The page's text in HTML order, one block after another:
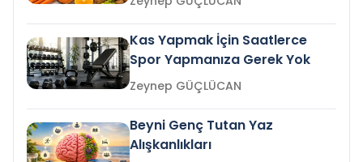
Kas Yapmak İçin Saatlerce
Spor Yapmanıza Gerek Yok
Zeynep GÜÇLÜCAN
Beyni Genç Tutan Yaz
Alışkanlıkları